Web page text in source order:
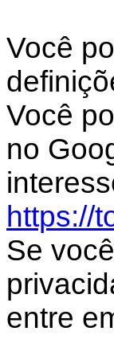
Você
Você
no
https://
Se
entre